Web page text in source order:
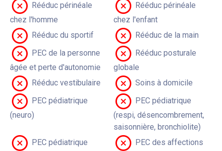
Rééduc périnéale
chez l'homme
Rééduc périnéale
chez l'enfant
Rééduc du sportif
Rééduc de la main
PEC de la personne
âgée et perte d'autonomie
Rééduc posturale
globale
Rééduc vestibulaire
Soins à domicile
PEC pédiatrique
(neuro)
PEC pédiatrique
(respi, désencombrement,
saisonnière, bronchiolite)
PEC pédiatrique
PEC des affections